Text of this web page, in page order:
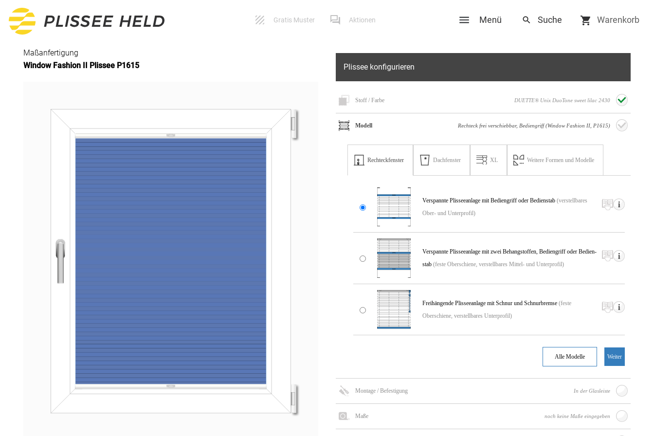
Gratis Muster Aktionen Menü Warenkorb
Plissee
Maßanfertigung
Fertiggrößen
Rollo
Fertiggrößen
Zubehör
Jalousien
Maßanfertigung
Fertiggrößen
Kontaktformular
Impressum
Versand
Lieferbedingungen
Reklamationen
Social Media
Facebook
Youtube
Maßanfertigung
Window Fashion II Plissee P1615
Plissee konfigurieren
Stoff / Farbe DUETTE® Unix DuoTone sweet lilac 2430
Modell Rechteck frei verschiebbar, Bediengriff (Window Fashion II, P1615)
Rechteck­fenster Dach­fenster XL Weitere Formen und Modelle
Ver­spannte Plissee­anlagemit Bedien­griff oder Bedien­stab (verstell­bares
Ober- und Unter­profil)
Ver­spannte Plissee­anlagemit zwei Behang­stoffen, Bedien­griff oder Bedien­
stab (feste Oberschiene, verstell­bares Mittel- und Unter­profil)
Frei­hängende Plissee­anlagemit Schnur und Schnur­bremse (feste
Oberschiene, verstell­bares Unter­profil)
Alle Modelle Weiter
Montage / Befestigung In der Glasleiste
Maße noch keine Maße eingegeben